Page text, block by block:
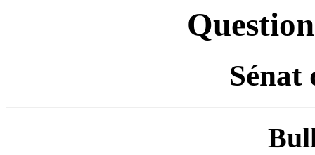
Sénat